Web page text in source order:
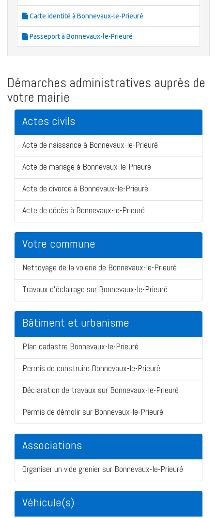
Carte identité à Bonnevaux-le-Prieuré
Passeport à Bonnevaux-le-Prieuré
Démarches administratives auprès de
votre mairie
Actes civils
Acte de naissance à Bonnevaux-le-Prieuré
Acte de mariage à Bonnevaux-le-Prieuré
Acte de divorce à Bonnevaux-le-Prieuré
Acte de décès à Bonnevaux-le-Prieuré
Votre commune
Nettoyage de la voierie de Bonnevaux-le-Prieuré
Travaux d'éclairage sur Bonnevaux-le-Prieuré
Bâtiment et urbanisme
Plan cadastre Bonnevaux-le-Prieuré
Permis de construire Bonnevaux-le-Prieuré
Déclaration de travaux sur Bonnevaux-le-Prieuré
Permis de démolir sur Bonnevaux-le-Prieuré
Associations
Organiser un vide grenier sur Bonnevaux-le-Prieuré
Véhicule(s)